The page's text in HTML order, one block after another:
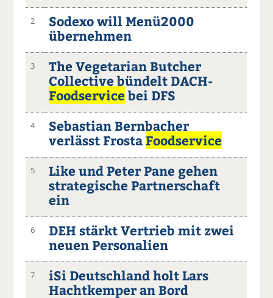
2
Sodexo will Menü2000
übernehmen
3
The Vegetarian Butcher
Collective bündelt DACH-
Foodservicebei DFS
4
Sebastian Bernbacher
verlässt Frosta Foodservice
5
Like und Peter Pane gehen
strategische Partnerschaft
ein
6
DEH stärkt Vertrieb mit zwei
neuen Personalien
7
iSi Deutschland holt Lars
Hachtkemper an Bord